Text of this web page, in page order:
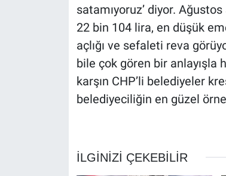
satamıyoruz’ diyor.
22 bin 104 lira, en düşük
açlığı ve sefaleti reva
bile çok gören bir anlayışla
karşın CHP’li belediyeler
belediyeciliğin en güzel